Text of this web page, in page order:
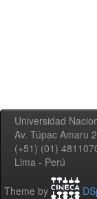
Universidad
Av. Túpac Amaru
(+51) (01)
Lima - Perú
Theme by